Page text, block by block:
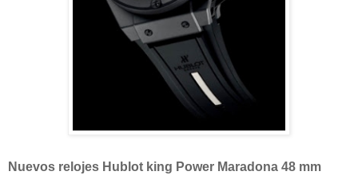
Nuevos relojes Hublot king Power Maradona 48 mm